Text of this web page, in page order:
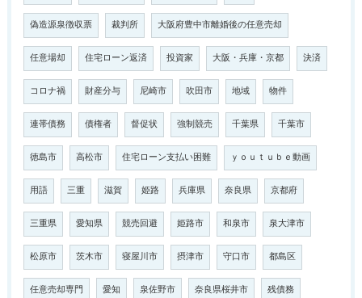
偽造源泉徴収票 裁判所 大阪府豊中市離婚後の任意売却
任意場却 住宅ローン返済 投資家 大阪・兵庫・京都 決済
コロナ禍 財産分与 尼崎市 吹田市 地域 物件
連帯債務 債権者 督促状 強制競売 千葉県 千葉市
徳島市 高松市 住宅ローン支払い困難 ｙｏｕｔｕｂｅ動画
用語 三重 滋賀 姫路 兵庫県 奈良県 京都府
三重県 愛知県 競売回避 姫路市 和泉市 泉大津市
松原市 茨木市 寝屋川市 摂津市 守口市 都島区
任意売却専門 愛知 泉佐野市 奈良県桜井市 残債務